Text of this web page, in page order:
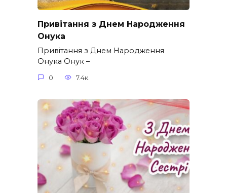
Привітання з Днем Народження
Онука
Привітання з Днем Народження
Онука Онук –
0 7.4к.